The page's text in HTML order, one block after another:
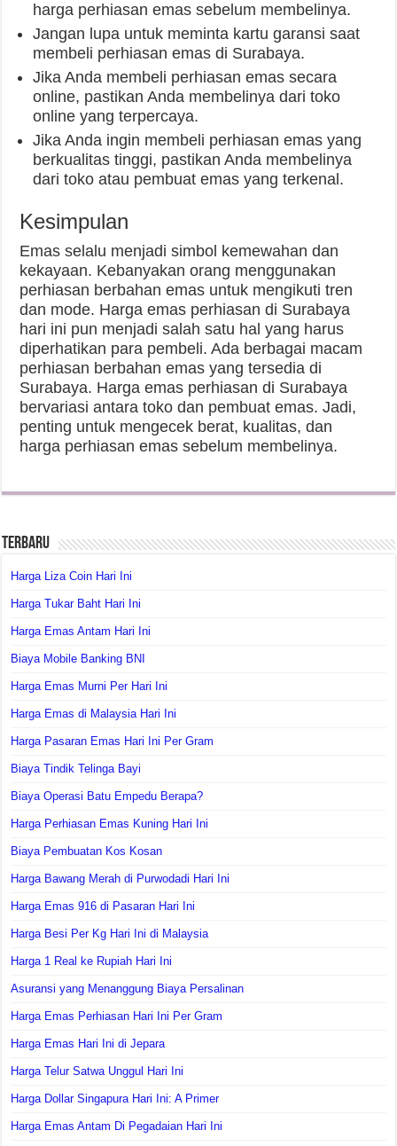
harga perhiasan emas sebelum membelinya.
Jangan lupa untuk meminta kartu garansi saat
membeli perhiasan emas di Surabaya.
Jika Anda membeli perhiasan emas secara
online, pastikan Anda membelinya dari toko
online yang terpercaya.
Jika Anda ingin membeli perhiasan emas yang
berkualitas tinggi, pastikan Anda membelinya
dari toko atau pembuat emas yang terkenal.
Kesimpulan
Emas selalu menjadi simbol kemewahan dan
kekayaan. Kebanyakan orang menggunakan
perhiasan berbahan emas untuk mengikuti tren
dan mode. Harga emas perhiasan di Surabaya
hari ini pun menjadi salah satu hal yang harus
diperhatikan para pembeli. Ada berbagai macam
perhiasan berbahan emas yang tersedia di
Surabaya. Harga emas perhiasan di Surabaya
bervariasi antara toko dan pembuat emas. Jadi,
penting untuk mengecek berat, kualitas, dan
harga perhiasan emas sebelum membelinya.
Terbaru
Harga Liza Coin Hari Ini
Harga Tukar Baht Hari Ini
Harga Emas Antam Hari Ini
Biaya Mobile Banking BNI
Harga Emas Murni Per Hari Ini
Harga Emas di Malaysia Hari Ini
Harga Pasaran Emas Hari Ini Per Gram
Biaya Tindik Telinga Bayi
Biaya Operasi Batu Empedu Berapa?
Harga Perhiasan Emas Kuning Hari Ini
Biaya Pembuatan Kos Kosan
Harga Bawang Merah di Purwodadi Hari Ini
Harga Emas 916 di Pasaran Hari Ini
Harga Besi Per Kg Hari Ini di Malaysia
Harga 1 Real ke Rupiah Hari Ini
Asuransi yang Menanggung Biaya Persalinan
Harga Emas Perhiasan Hari Ini Per Gram
Harga Emas Hari Ini di Jepara
Harga Telur Satwa Unggul Hari Ini
Harga Dollar Singapura Hari Ini: A Primer
Harga Emas Antam Di Pegadaian Hari Ini